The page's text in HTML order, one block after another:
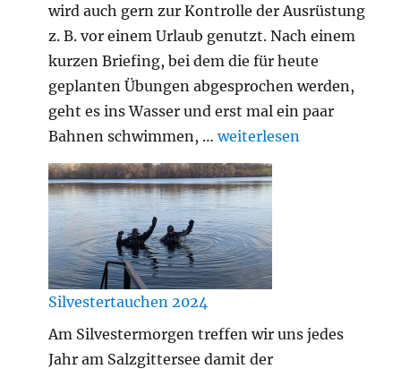
wird auch gern zur Kontrolle der Ausrüstung
z. B. vor einem Urlaub genutzt. Nach einem
kurzen Briefing, bei dem die für heute
geplanten Übungen abgesprochen werden,
geht es ins Wasser und erst mal ein paar
Bahnen schwimmen, …„Gerätetraining Februar
weiterlesen
Silvestertauchen 2024
Am Silvestermorgen treffen wir uns jedes
Jahr am Salzgittersee damit der